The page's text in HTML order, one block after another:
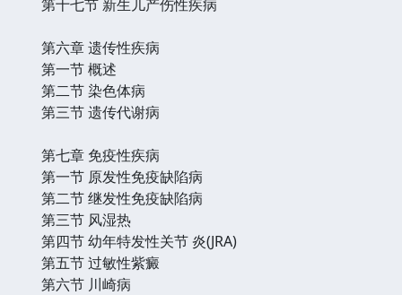
第十七节 新生儿产伤性疾病
第六章 遗传性疾病
第一节 概述
第二节 染色体病
第三节 遗传代谢病
第七章 免疫性疾病
第一节 原发性免疫缺陷病
第二节 继发性免疫缺陷病
第三节 风湿热
第四节 幼年特发性关节 炎(JRA)
第五节 过敏性紫癜
第六节 川崎病